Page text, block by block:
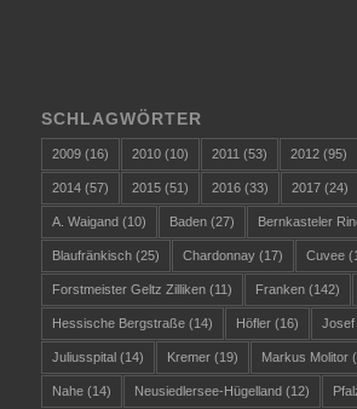
SCHLAGWÖRTER
2009(16) 2010(10) 2011 (53) 2012(95)
2014(57) 2015(51) 2016(33) 2017(24)
A. Waigand(10) Baden(27) Bernkasteler
Blaufränkisch(25) Chardonnay(17) Cuvee
Forstmeister Geltz Zilliken(11) Franken(142)
Hessische Bergstraße(14) Höfler(16) Josef
Juliusspital(14) Kremer(19) Markus Molitor
Nahe(14) Neusiedlersee-Hügelland(12)